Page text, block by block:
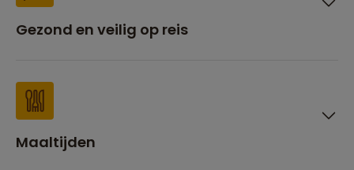
Gezond en veilig op reis
Maaltijden